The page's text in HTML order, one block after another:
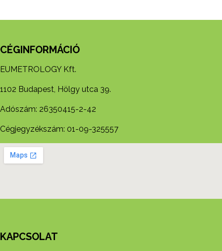
CÉGINFORMÁCIÓ
EUMETROLOGY Kft.
1102 Budapest, Hölgy utca 39.
Adószám: 26350415-2-42
Cégjegyzékszám: 01-09-325557
KAPCSOLAT